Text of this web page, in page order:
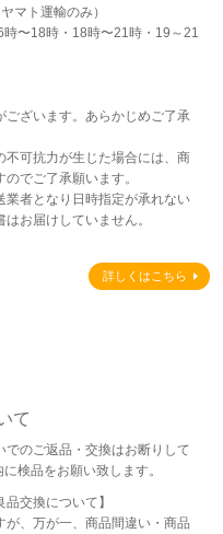
マト運輸のみ）
〜18時・18時〜21時・19～21
ざいます。あらかじめご了承
可抗力が生じた場合には、商
でご了承願います。
者となり日時指定が承れない
お届けしていません。
詳しくはこちら
て
のご返品・交換はお断りして
検品をお願い致します。
交換について】
、万が一、商品間違い・商品